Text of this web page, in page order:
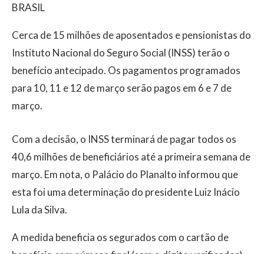
BRASIL
Cerca de 15 milhões de aposentados e pensionistas do
Instituto Nacional do Seguro Social (INSS) terão o
benefício antecipado. Os pagamentos programados
para 10, 11 e 12 de março serão pagos em 6 e 7 de
março.
Com a decisão, o INSS terminará de pagar todos os
40,6 milhões de beneficiários até a primeira semana de
março. Em nota, o Palácio do Planalto informou que
esta foi uma determinação do presidente Luiz Inácio
Lula da Silva.
A medida beneficia os segurados com o cartão de